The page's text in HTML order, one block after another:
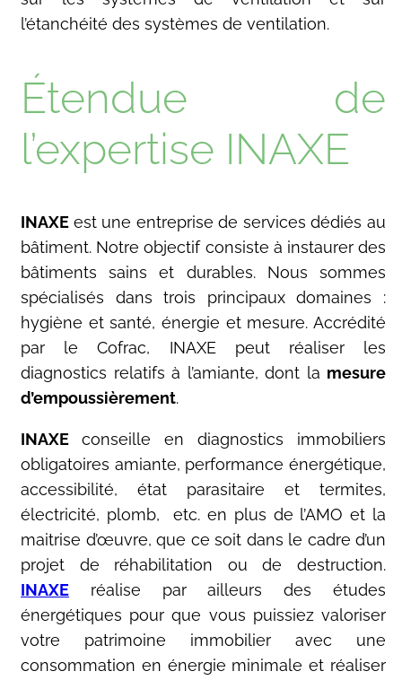
l’étanchéité des systèmes de ventilation.
Étendue de
l’expertise INAXE
INAXE est une entreprise de services dédiés au
bâtiment. Notre objectif consiste à instaurer des
bâtiments sains et durables. Nous sommes
spécialisés dans trois principaux domaines :
hygiène et santé, énergie et mesure. Accrédité
par le Cofrac, INAXE peut réaliser les
diagnostics relatifs à l’amiante, dont la mesure
d’empoussièrement.
INAXE conseille en diagnostics immobiliers
obligatoires amiante, performance énergétique,
accessibilité, état parasitaire et termites,
électricité, plomb, etc. en plus de l’AMO et la
maitrise d’œuvre, que ce soit dans le cadre d’un
projet de réhabilitation ou de destruction.
INAXE réalise par ailleurs des études
énergétiques pour que vous puissiez valoriser
votre patrimoine immobilier avec une
consommation en énergie minimale et réaliser